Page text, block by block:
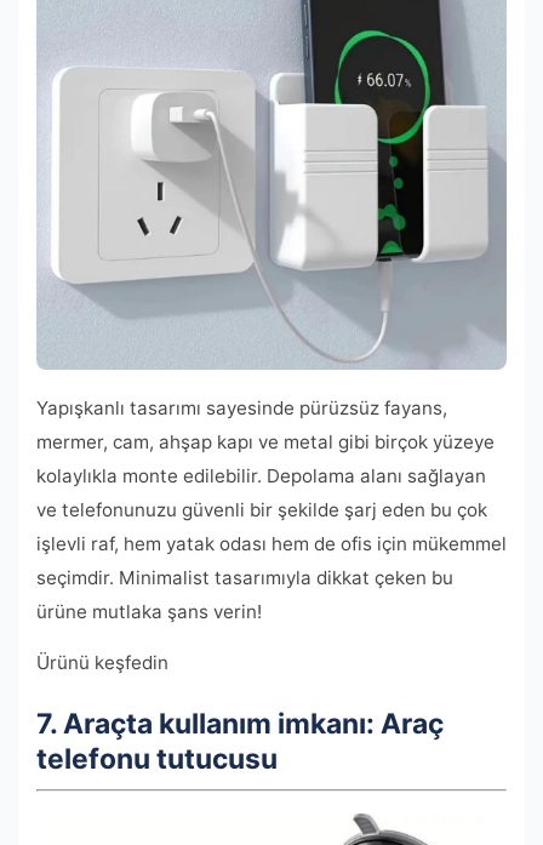
Yapışkanlı tasarımı sayesinde pürüzsüz fayans,
mermer, cam, ahşap kapı ve metal gibi birçok yüzeye
kolaylıkla monte edilebilir. Depolama alanı sağlayan
ve telefonunuzu güvenli bir şekilde şarj eden bu çok
işlevli raf, hem yatak odası hem de ofis için mükemmel
seçimdir. Minimalist tasarımıyla dikkat çeken bu
ürüne mutlaka şans verin!
Ürünü keşfedin
7. Araçta kullanım imkanı: Araç
telefonu tutucusu